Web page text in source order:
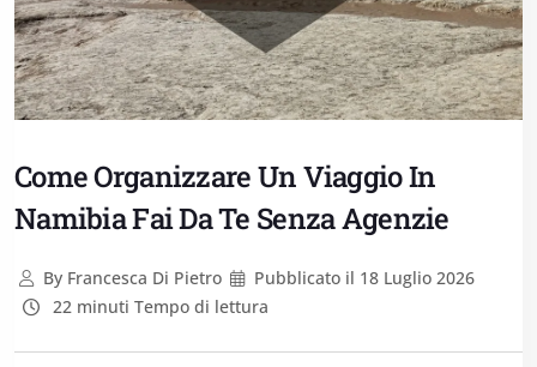
Come Organizzare Un Viaggio In
Namibia Fai Da Te Senza Agenzie
ByFrancesca Di Pietro Pubblicato il 18 Luglio 2026
22 minuti Tempo di lettura